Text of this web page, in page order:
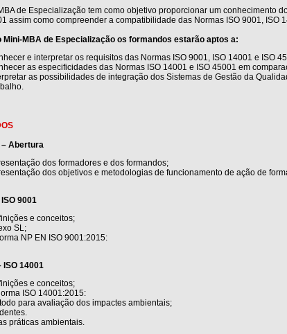
de Especialização tem como objetivo proporcionar um conhecimento
assim como compreender a compatibilidade das Normas ISO 9001, ISO
Mini-MBA de Especialização os formandos estarão aptos a:
e interpretar os requisitos das Normas ISO 9001, ISO 14001 e ISO
as especificidades das Normas ISO 14001 e ISO 45001 em
as possibilidades de integração dos Sistemas de Gestão da
– Abertura
dos formadores e dos formandos;
dos objetivos e metodologias de funcionamento de ação de
9001
e conceitos;
SL;
NP EN ISO 9001:2015:
ISO 14001
e conceitos;
ISO 14001:2015:
para avaliação dos impactes ambientais;
práticas ambientais.